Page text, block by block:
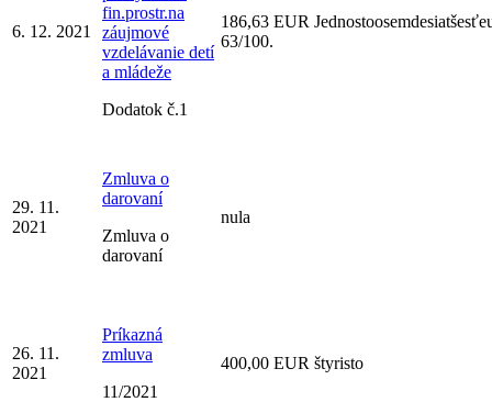
6. 12. 2021
fin.prostr.na
záujmové
vzdelávanie detí
a mládeže
Dodatok č.1
186,63 EUR
63/100.
29. 11.
2021
Zmluva o
darovaní
Zmluva o
darovaní
nula
26. 11.
2021
Príkazná
zmluva
11/2021
400,00 EUR štyristo